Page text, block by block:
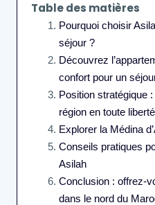
Table des matières
Pourquoi choisir
séjour ?
Découvrez
confort pour un
Position stratégique
région en toute liberté
Explorer la Médina
Conseils pratiques
Asilah
Conclusion : offrez-
dans le nord du